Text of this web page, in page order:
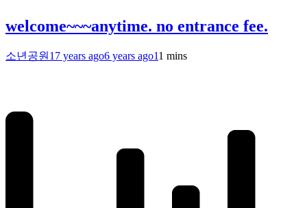
welcome~~~anytime. no entrance fee.
소년공원 17 years ago6 years ago11 mins